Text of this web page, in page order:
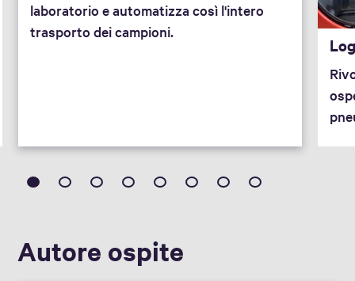
laboratorio e automatizza così l'intero
trasporto dei campioni.
Autore ospite